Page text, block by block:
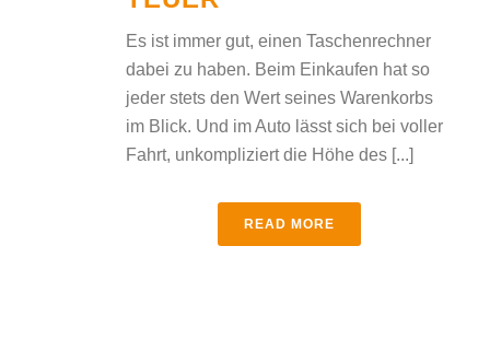
Es ist immer gut, einen Taschenrechner
dabei zu haben. Beim Einkaufen hat so
jeder stets den Wert seines Warenkorbs
im Blick. Und im Auto lässt sich bei voller
Fahrt, unkompliziert die Höhe des [...]
READ MORE